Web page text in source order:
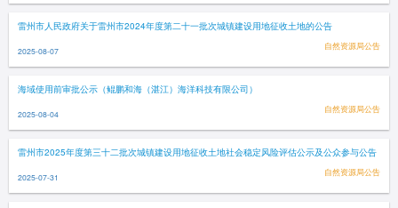
雷州市人民政府关于雷州市2024年度第二十一批次城镇建设用地征收土地的公告
2025-08-07 自然资源局公告
海域使用前审批公示（鲲鹏和海（湛江）海洋科技有限公司）
2025-08-04 自然资源局公告
雷州市2025年度第三十二批次城镇建设用地征收土地社会稳定风险评估公示及公众参与公告
2025-07-31 自然资源局公告